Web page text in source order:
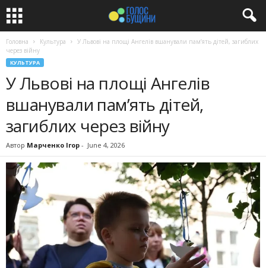
Головна Культура
У Львові на площі Ангелів вшанували памʼять дітей, загиблих
через війну
КУЛЬТУРА
У Львові на площі Ангелів
вшанували памʼять дітей,
загиблих через війну
Автор Марченко Ігор - June 4, 2026